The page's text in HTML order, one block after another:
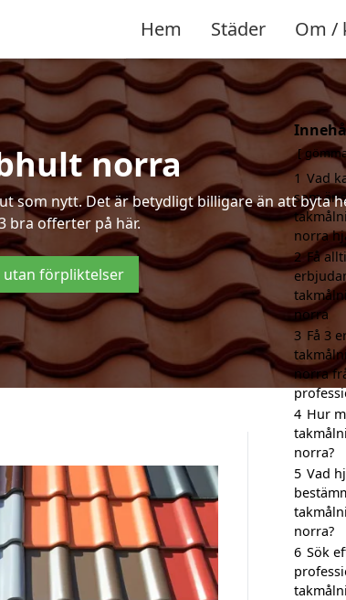
Hem Städer Om /
norra
nytt. Det är betydligt billigare än att byta
bra offerter på här.
utan förpliktelser
1 Vad
som är
norra
2 Få
norra
3 Få 3
norra
4 Hur
norra?
5 Vad
norra?
6 Sök